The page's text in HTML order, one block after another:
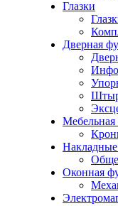
Глазки
Дверная
Мебельная
Оконная